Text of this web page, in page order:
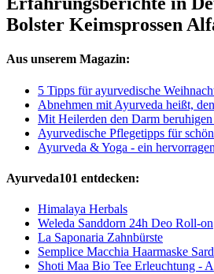
Bolster Keimsprossen
Aus unserem Magazin:
5 Tipps für ayurvedische
Abnehmen mit Ayurveda heißt,
Mit Heilerden den Darm
Ayurvedische Pflegetipps für
Ayurveda & Yoga - ein
Ayurveda101 entdecken:
Himalaya Herbals
Weleda Sanddorn 24h Deo Roll-on
La Saponaria Zahnbürste
Semplice Macchia Haarmaske
Shoti Maa Bio Tee Erleuchtung -